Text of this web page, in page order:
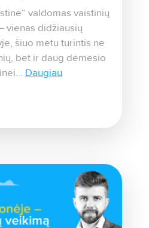
valdomas vaistinių
vienas didžiausių
šiuo metu turintis ne
bet ir daug dėmesio
Daugiau